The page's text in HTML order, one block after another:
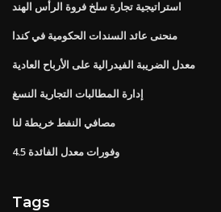
استراتيجية تجارة سلخ فروة الرأس الهند
منحنى عائد السندات الحكومية في كندا
معدل الضريبة الفيدرالية على الأرباح العادية
إدارة المطالبات التجارية النسغ
مصافي النفط خريطة لنا
4.5 وفورات معدل الفائدة
Tags